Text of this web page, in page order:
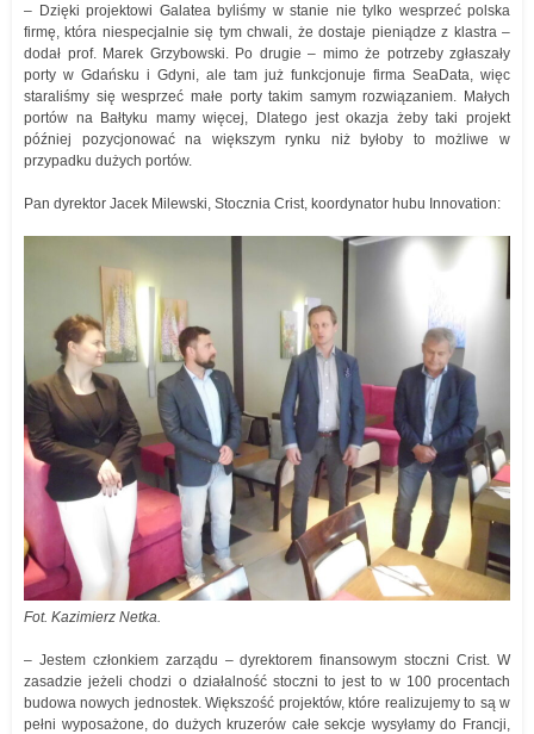
– Dzięki projektowi Galatea byliśmy w stanie nie tylko wesprzeć polska
firmę, która niespecjalnie się tym chwali, że dostaje pieniądze z klastra –
dodał prof. Marek Grzybowski. Po drugie – mimo że potrzeby zgłaszały
porty w Gdańsku i Gdyni, ale tam już funkcjonuje firma SeaData, więc
staraliśmy się wesprzeć małe porty takim samym rozwiązaniem. Małych
portów na Bałtyku mamy więcej, Dlatego jest okazja żeby taki projekt
później pozycjonować na większym rynku niż byłoby to możliwe w
przypadku dużych portów.
Pan dyrektor Jacek Milewski, Stocznia Crist, koordynator hubu Innovation:
Fot. Kazimierz Netka.
– Jestem członkiem zarządu – dyrektorem finansowym stoczni Crist. W
zasadzie jeżeli chodzi o działalność stoczni to jest to w 100 procentach
budowa nowych jednostek. Większość projektów, które realizujemy to są w
pełni wyposażone, do dużych kruzerów całe sekcje wysyłamy do Francji,